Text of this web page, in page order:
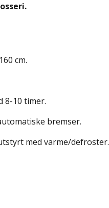
cm.
8-10 timer.
bremser.
med varme/defroster.